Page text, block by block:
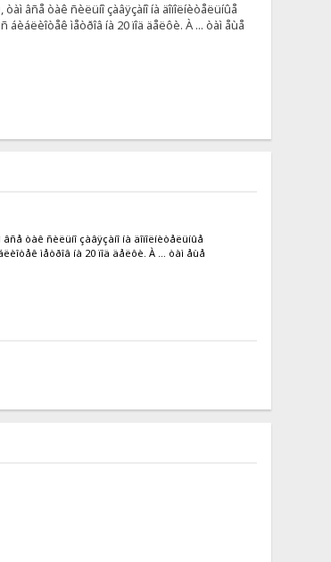
âñå òàê ñèëüíî çàâÿçàíî íà äîïîëíèòåëüíûå
áèáëèîòåê ìåòðîâ íà 20 ïîä äåëôè. À ... òàì åùå
òàê ñèëüíî çàâÿçàíî íà äîïîëíèòåëüíûå
ìåòðîâ íà 20 ïîä äåëôè. À ... òàì åùå